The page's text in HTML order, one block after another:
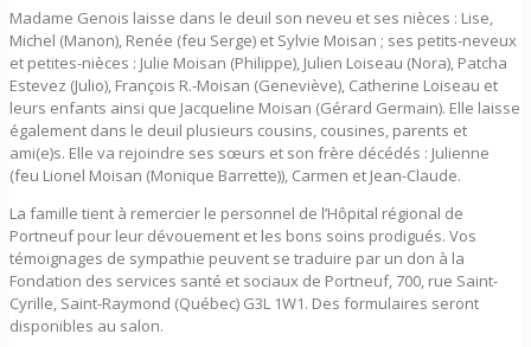
Madame Genois laisse dans le deuil son neveu et ses nièces : Lise,
Michel (Manon), Renée (feu Serge) et Sylvie Moisan ; ses petits-neveux
et petites-nièces : Julie Moisan (Philippe), Julien Loiseau (Nora), Patcha
Estevez (Julio), François R.-Moisan (Geneviève), Catherine Loiseau et
leurs enfants ainsi que Jacqueline Moisan (Gérard Germain). Elle laisse
également dans le deuil plusieurs cousins, cousines, parents et
ami(e)s. Elle va rejoindre ses sœurs et son frère décédés : Julienne
(feu Lionel Moisan (Monique Barrette)), Carmen et Jean-Claude.
La famille tient à remercier le personnel de l’Hôpital régional de
Portneuf pour leur dévouement et les bons soins prodigués. Vos
témoignages de sympathie peuvent se traduire par un don à la
Fondation des services santé et sociaux de Portneuf, 700, rue Saint-
Cyrille, Saint-Raymond (Québec) G3L 1W1. Des formulaires seront
disponibles au salon.